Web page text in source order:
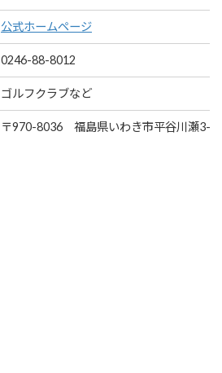
公式ホームページ
0246-88-8012
ゴルフクラブなど
〒970-8036 福島県いわき市平谷川瀬3-